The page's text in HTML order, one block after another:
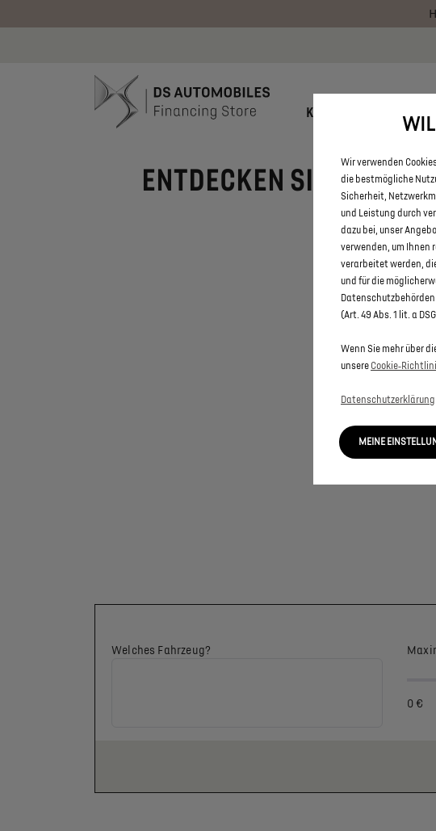
KONFIGURATOR
ENTDECKEN SIE ALLE
Welches Fahrzeug?
0 €
Wir verwenden
die bestmögliche
Sicherheit,
und Leistung durch
dazu bei, unser
verwenden, um Ihnen
verarbeitet werden,
und für die
(Art. 49 Abs. 1 lit. a
Wenn Sie mehr über
unsere
Datenschutzerklärung
MEINE